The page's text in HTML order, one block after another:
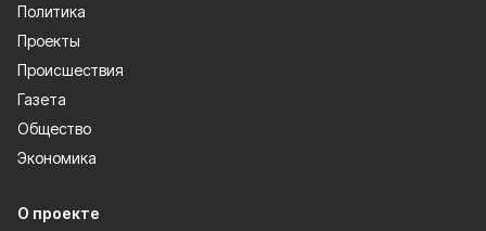
Политика
Проекты
Происшествия
Газета
Общество
Экономика
О проекте